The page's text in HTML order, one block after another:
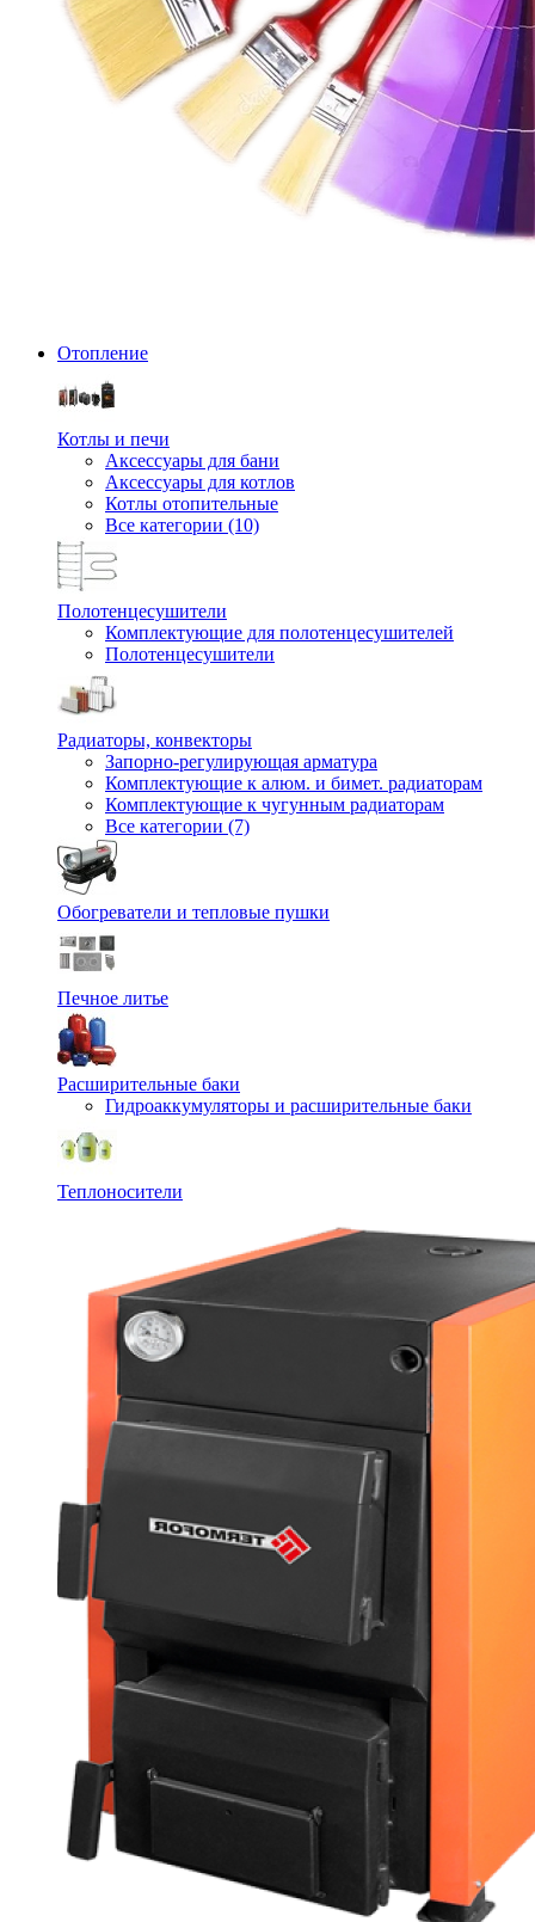
Отопление
Котлы и печи
Аксессуары для бани
Аксессуары для котлов
Котлы отопительные
Все категории (10)
Полотенцесушители
Комплектующие для полотенцесушителей
Полотенцесушители
Радиаторы, конвекторы
Запорно-регулирующая арматура
Комплектующие к алюм. и бимет. радиаторам
Комплектующие к чугунным радиаторам
Все категории (7)
Обогреватели и тепловые пушки
Печное литье
Расширительные баки
Гидроаккумуляторы и расширительные баки
Теплоносители